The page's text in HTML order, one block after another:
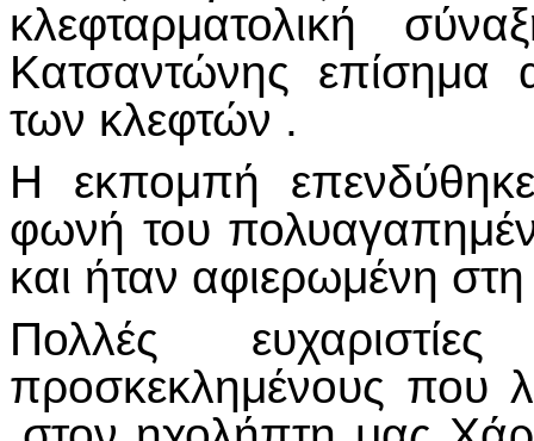
κλεφταρματολική
Κατσαντώνης επίσημα
των κλεφτών .
Η εκπομπή
φωνή του
και ήταν αφιερωμένη
Πολλές
προσκεκλημένους που